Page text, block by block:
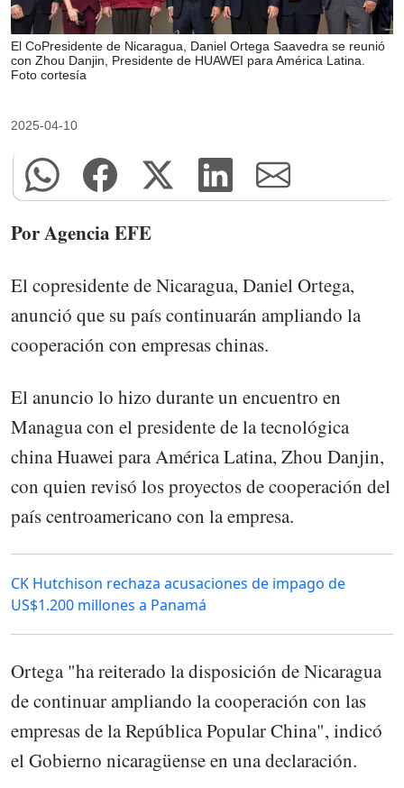
El CoPresidente de Nicaragua, Daniel Ortega Saavedra se reunió
con Zhou Danjin, Presidente de HUAWEI para América Latina.
Foto cortesía
2025-04-10
Por Agencia EFE
El copresidente de Nicaragua, Daniel Ortega,
anunció que su país continuarán ampliando la
cooperación con empresas chinas.
El anuncio lo hizo durante un encuentro en
Managua con el presidente de la tecnológica
china Huawei para América Latina, Zhou Danjin,
con quien revisó los proyectos de cooperación del
país centroamericano con la empresa.
CK Hutchison rechaza acusaciones de impago de
US$1.200 millones a Panamá
Ortega "ha reiterado la disposición de Nicaragua
de continuar ampliando la cooperación con las
empresas de la República Popular China", indicó
el Gobierno nicaragüense en una declaración.